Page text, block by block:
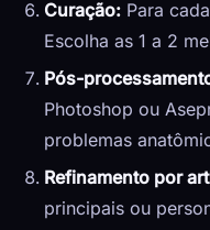
Curação: Para
Escolha as 1 a 2
Pós-
Photoshop ou
problemas
Refinamento por
principais ou